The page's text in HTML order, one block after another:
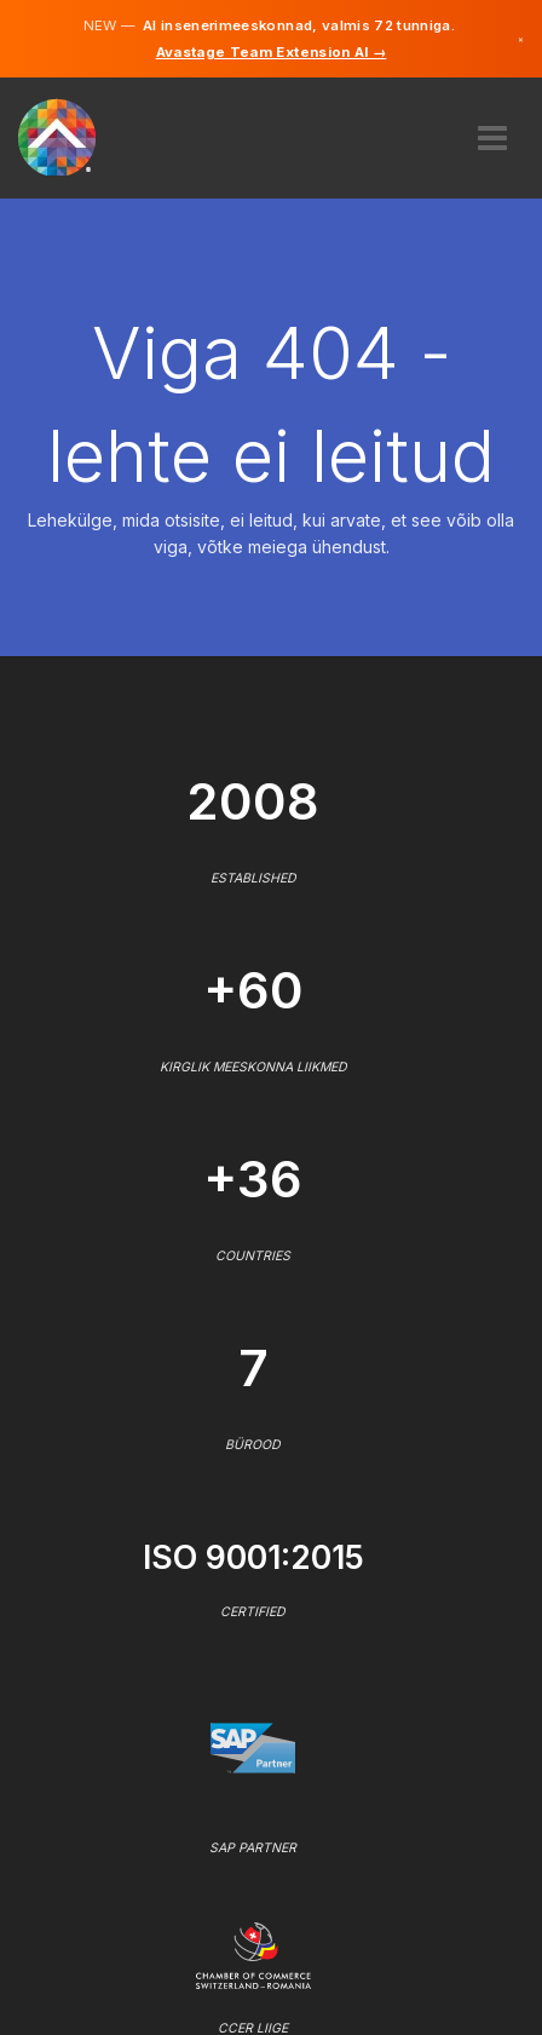
NEW —AI insenerimeeskonnad, valmis 72 tunniga.
Avastage Team Extension AI →
×
PALKAMAViga 404 -
lehte ei leitud
Lehekülge, mida otsisite, ei leitud, kui arvate, et see võib olla
viga, võtke meiega ühendust.
2008
ESTABLISHED
+60
KIRGLIK MEESKONNA LIIKMED
+36
COUNTRIES
7
BÜROOD
ISO 9001:2015
CERTIFIED
SAP PARTNER
CCER LIIGE